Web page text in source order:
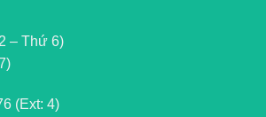
– Thứ 6)
(Ext: 4)